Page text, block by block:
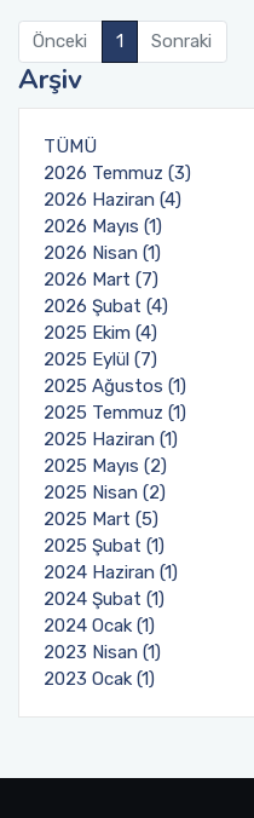
Önceki 1 Sonraki
Arşiv
TÜMÜ
2026 Temmuz (3)
2026 Haziran (4)
2026 Mayıs (1)
2026 Nisan (1)
2026 Mart (7)
2026 Şubat (4)
2025 Ekim (4)
2025 Eylül (7)
2025 Ağustos (1)
2025 Temmuz (1)
2025 Haziran (1)
2025 Mayıs (2)
2025 Nisan (2)
2025 Mart (5)
2025 Şubat (1)
2024 Haziran (1)
2024 Şubat (1)
2024 Ocak (1)
2023 Nisan (1)
2023 Ocak (1)
Kurumsal Açık Erişim
Veri Tabanları Tarama (EDS)
Hizmet Standartları
İç Kontrol Standartları
Kalite Komisyonu